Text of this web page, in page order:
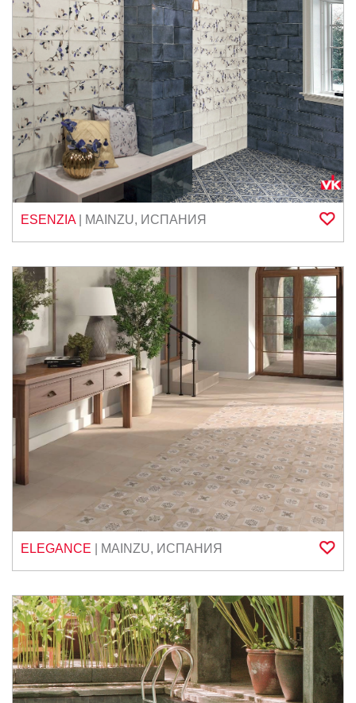
ESENZIA| MAINZU, ИСПАНИЯ
ELEGANCE MAINZU, ИСПАНИЯ